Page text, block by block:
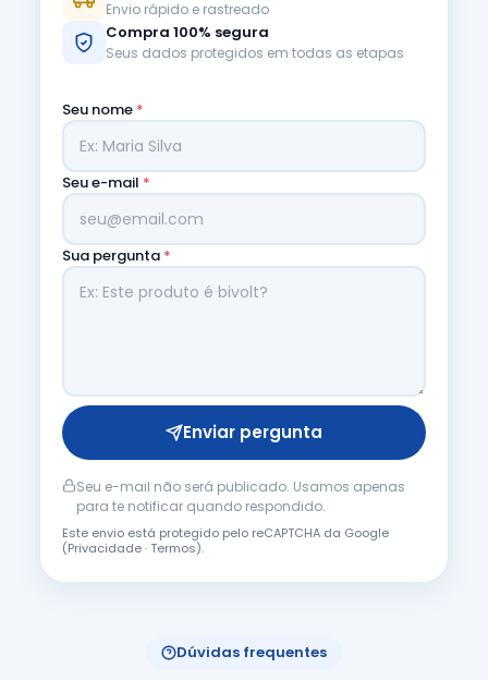
Envio rápido e rastreado
Compra 100% segura
Seus dados protegidos em todas as etapas
Seu nome *
Seu e-mail *
Sua pergunta *
Enviar pergunta
Seu e-mail não será publicado. Usamos apenas
para te notificar quando respondido.
Este envio está protegido pelo reCAPTCHA da Google
(Privacidade·Termos).
Dúvidas frequentes